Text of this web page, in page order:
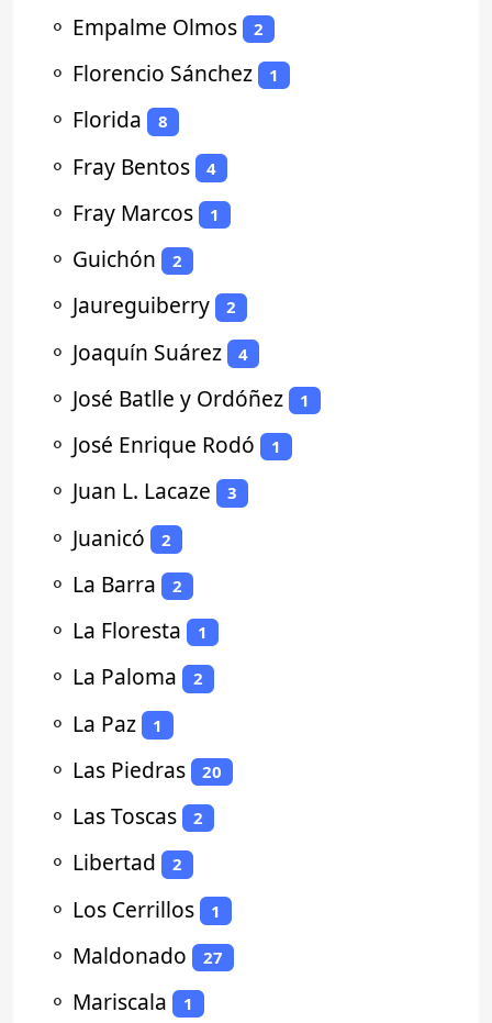
⚬ Empalme Olmos 2
⚬ Florencio Sánchez 1
⚬ Florida 8
⚬ Fray Bentos 4
⚬ Fray Marcos 1
⚬ Guichón 2
⚬ Jaureguiberry 2
⚬ Joaquín Suárez 4
⚬ José Batlle y Ordóñez 1
⚬ José Enrique Rodó 1
⚬ Juan L. Lacaze 3
⚬ Juanicó 2
⚬ La Barra 2
⚬ La Floresta 1
⚬ La Paloma 2
⚬ La Paz 1
⚬ Las Piedras 20
⚬ Las Toscas 2
⚬ Libertad 2
⚬ Los Cerrillos 1
⚬ Maldonado 27
⚬ Mariscala 1